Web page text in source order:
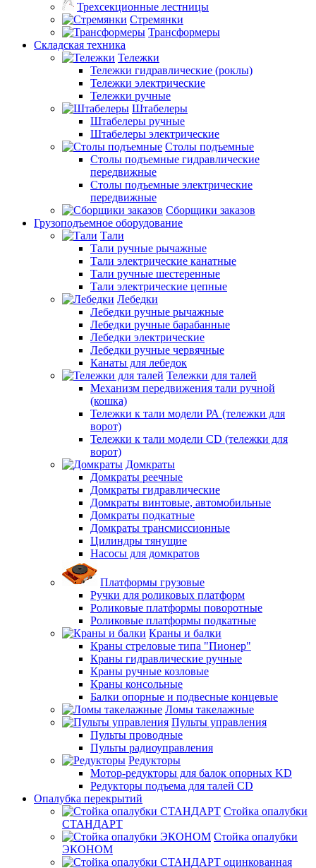
Трехсекционные лестницы
Стремянки
Трансформеры
Складская техника
Тележки
Тележки гидравлические (роклы)
Тележки электрические
Тележки ручные
Штабелеры
Штабелеры ручные
Штабелеры электрические
Столы подъемные
Столы подъемные гидравлические
передвижные
Столы подъемные электрические
передвижные
Сборщики заказов
Грузоподъемное оборудование
Тали
Тали ручные рычажные
Тали электрические канатные
Тали ручные шестеренные
Тали электрические цепные
Лебедки
Лебедки ручные рычажные
Лебедки ручные барабанные
Лебедки электрические
Лебедки ручные червячные
Канаты для лебедок
Тележки для талей
Механизм передвижения тали ручной
(кошка)
Тележки к тали модели РА (тележки для
ворот)
Тележки к тали модели CD (тележки для
ворот)
Домкраты
Домкраты реечные
Домкраты гидравлические
Домкраты винтовые, автомобильные
Домкраты подкатные
Домкраты трансмиссионные
Цилиндры тянущие
Насосы для домкратов
Платформы грузовые
Ручки для роликовых платформ
Роликовые платформы поворотные
Роликовые платформы подкатные
Краны и балки
Краны стреловые типа "Пионер"
Краны гидравлические ручные
Краны ручные козловые
Краны консольные
Балки опорные и подвесные концевые
Ломы такелажные
Пульты управления
Пульты проводные
Пульты радиоуправления
Редукторы
Мотор-редукторы для балок опорных KD
Редукторы подъема для талей CD
Опалубка перекрытий
Стойка опалубки
СТАНДАРТ
Стойка опалубки
ЭКОНОМ